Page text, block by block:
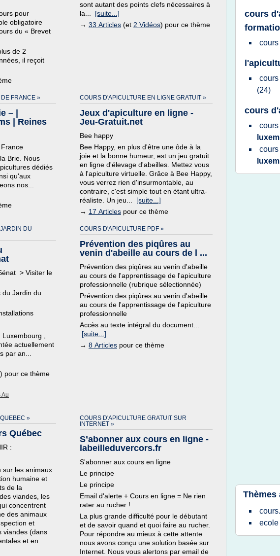
pour
obligatoire
du « Brevet
de 2
il reçoit
sont autant des points clefs nécessaires à
la... [suite...]
→ 33 Articles (et 2 Vidéos) pour ce thème
FRANCE »
– |
| Reines
Brie. Nous
dédiés
qu'aux
nos...
COURS D'APICULTURE EN LIGNE GRATUIT »
Jeux d'apiculture en ligne -
Jeu-Gratuit.net
Bee happy
Bee Happy, en plus d'être une ôde à la
joie et la bonne humeur, est un jeu gratuit
en ligne d'élevage d'abeilles. Mettez vous
à l'apiculture virtuelle. Grâce à Bee Happy,
vous verrez rien d'insurmontable, au
contraire, c'est simple tout en étant ultra-
réaliste. Un jeu... [suite...]
→ 17 Articles pour ce thème
DU
> Visiter le
du Jardin du
,
actuellement
par an...
) pour ce thème
Au
COURS D'APICULTURE PDF »
Prévention des piqûres au
venin d'abeille au cours de l ...
Prévention des piqûres au venin d'abeille
au cours de l'apprentissage de l'apiculture
professionnelle (rubrique sélectionnée)
Prévention des piqûres au venin d'abeille
au cours de l'apprentissage de l'apiculture
professionnelle
Accès au texte intégral du document...
[suite...]
→ 8 Articles pour ce thème
»
Québec
:
sur les animaux
humaine et
de la
viandes, les
concentrent
des animaux
et
viandes (dans
et en
COURS D'APICULTURE GRATUIT SUR
INTERNET »
S’abonner aux cours en ligne -
labeilleduvercors.fr
S'abonner aux cours en ligne
Le principe
Le principe
Email d'alerte + Cours en ligne = Ne rien
rater au rucher !
La plus grande difficulté pour le débutant
et de savoir quand et quoi faire au rucher.
Pour répondre au mieux à cette attente
nous avons conçu une solution basée sur
Internet. Nous vous alertons par email de
cours
(24)
cours
Thèmes
ecole